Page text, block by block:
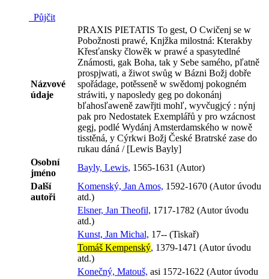
Půjčit
Názvové
údaje
PRAXIS PIETATIS To gest, O Cwičenj se w
Pobožnosti prawé, Knjžka milostná: Kterakby
Křesťansky člowěk w prawé a spasytedlné
Známosti, gak Boha, tak y Sebe samého, pľatně
prospjwati, a žiwot swůg w Bázni Božj dobře
spořádage, potěsseně w swědomj pokogném
stráwiti, y naposledy geg po dokonánj
bľahosľaweně zawřjti mohľ, wyvčugjcý : nýnj
pak pro Nedostatek Exemplářů y pro wzácnost
gegj, podlé Wydánj Amsterdamského w nowě
tisstěná, y Cýrkwi Božj České Bratrské zase do
rukau dáná / [Lewis Bayly]
Osobní
jméno
Bayly, Lewis, 1565-1631 (Autor)
Další
autoři
Komenský, Jan Amos, 1592-1670 (Autor úvodu
atd.)
Elsner, Jan Theofil, 1717-1782 (Autor úvodu
atd.)
Kunst, Jan Michal, 17-- (Tiskař)
Tomáš Kempenský, 1379-1471 (Autor úvodu
atd.)
Konečný, Matouš, asi 1572-1622 (Autor úvodu